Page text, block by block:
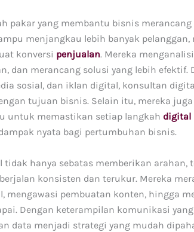
pakar yang membantu bisnis
menjangkau lebih banyak
konversi penjualan. Mereka
dan merancang solusi yang lebih efektif.
sosial, dan iklan digital, konsultan
tujuan bisnis. Selain itu, mereka
untuk memastikan setiap langkah digital
nyata bagi pertumbuhan bisnis.
tidak hanya sebatas memberikan arahan,
konsisten dan terukur. Mereka
mengawasi pembuatan konten, hingga
Dengan keterampilan komunikasi
data menjadi strategi yang mudah